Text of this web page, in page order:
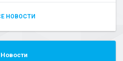
НОВОСТИ
Новости